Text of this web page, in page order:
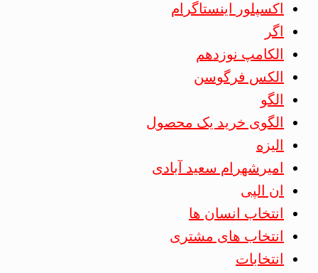
اکسپلور اینستاگرام
اگر
الکامپ نوزدهم
الکس فرگوسن
الگو
الگوی خرید یک محصول
الیزه
امیرشهرام سعید آبادی
ان الپی
انتخاب انسان ها
انتخاب های مشتری
انتخابات